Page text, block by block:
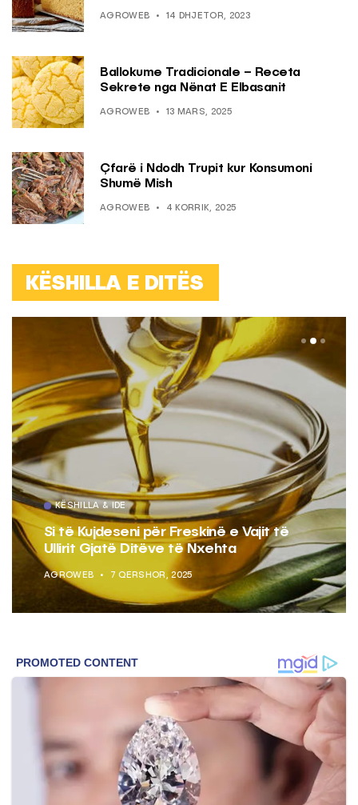
AGROWEB 14 DHJETOR, 2023
Ballokume Tradicionale – Receta
Sekrete nga Nënat E Elbasanit
AGROWEB 13 MARS, 2025
Çfarë i Ndodh Trupit kur Konsumoni
Shumë Mish
AGROWEB 4 KORRIK, 2025
KËSHILLA E DITËS
KËSHILLA & IDE
Si të Kujdeseni për Freskinë e Vajit të
Ullirit Gjatë Ditëve të Nxehta
AGROWEB 7 QERSHOR, 2025